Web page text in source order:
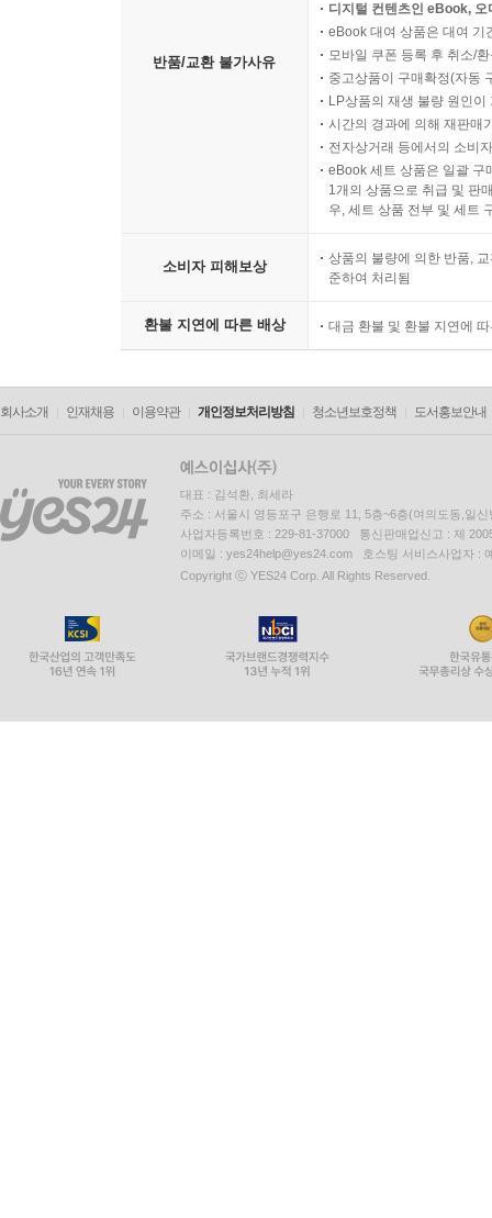
반품/교환 불가사유
디지털 컨텐츠인 eBook,
eBook 대여 상품은 대여 기
모바일 쿠폰 등록 후 취소/
중고상품이 구매확정(자동
LP상품의 재생 불량 원인
시간의 경과에 의해 재판매
전자상거래 등에서의 소비
eBook 세트 상품은 일괄 구
1개의 상품으로 취급 및 판
우, 세트 상품 전부 및 세트
소비자 피해보상
상품의 불량에 의한 반품,
준하여 처리됨
환불 지연에 따른 배상 대금 환불 및 환불 지연에
회사소개 인재채용 이용약관 개인정보처리방침 청소년보호정책 도서홍보안내
대표 : 김석환, 최세라
주소 : 서울시 영등포구 은행로 11, 5층~6층(여의도동,일신
사업자등록번호 : 229-81-37000 통신판매업신고 : 제
이메일 : yes24help@yes24.com 호스팅 서비스사업자 :
Copyright ⓒ YES24 Corp. All Rights Reserved.